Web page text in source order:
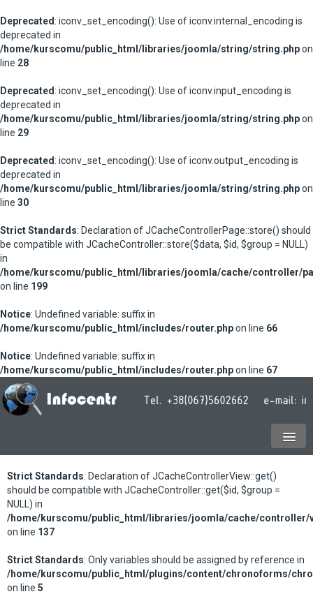
Deprecated: iconv_set_encoding(): Use of iconv.internal_encoding is
deprecated in
/home/kurscomu/public_html/libraries/joomla/string/string.phpon
line 28
Deprecated: iconv_set_encoding(): Use of iconv.input_encoding is
deprecated in
/home/kurscomu/public_html/libraries/joomla/string/string.phpon
line 29
Deprecated: iconv_set_encoding(): Use of iconv.output_encoding is
deprecated in
/home/kurscomu/public_html/libraries/joomla/string/string.phpon
line 30
Strict Standards: Declaration of JCacheControllerPage::store() should
be compatible with JCacheController::store($data, $id, $group = NULL)
in
/home/kurscomu/public_html/libraries/joomla/cache/controller/
on line 199
Notice: Undefined variable: suffix in
/home/kurscomu/public_html/includes/router.phpon line 66
Notice: Undefined variable: suffix in
/home/kurscomu/public_html/includes/router.phpon line 67
Strict Standards: Declaration of JCacheControllerView::get()
should be compatible with JCacheController::get($id, $group =
NULL) in
/home/kurscomu/public_html/libraries/joomla/cache/controller/
on line 137
Strict Standards: Only variables should be assigned by reference in
/home/kurscomu/public_html/plugins/content/chronoforms/
on line 5